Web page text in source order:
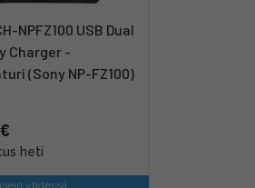
NPFZ100 USB Dual
Charger -
(Sony NP-FZ100)
heti
yhdessä